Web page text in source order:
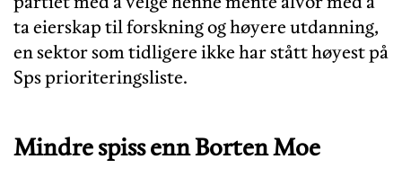
ta eierskap til forskning og høyere utdanning,
en sektor som tidligere ikke har stått høyest på
Sps prioriteringsliste.
Mindre spiss enn Borten Moe